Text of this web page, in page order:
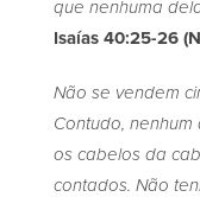
que nenhuma
Isaías 40:25-26
Não se vendem
Contudo,
os cabelos da
contados. Não